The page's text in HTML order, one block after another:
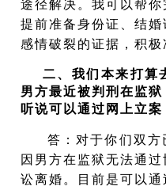
途径解决。我可以帮你
提前准备身份证、结
感情破裂的证据，积极
二、我们本来打算
男方最近被判刑在监狱
听说可以通过网上立
答： 对于你们双方
因男方在监狱无法通
讼离婚。目前是可以通